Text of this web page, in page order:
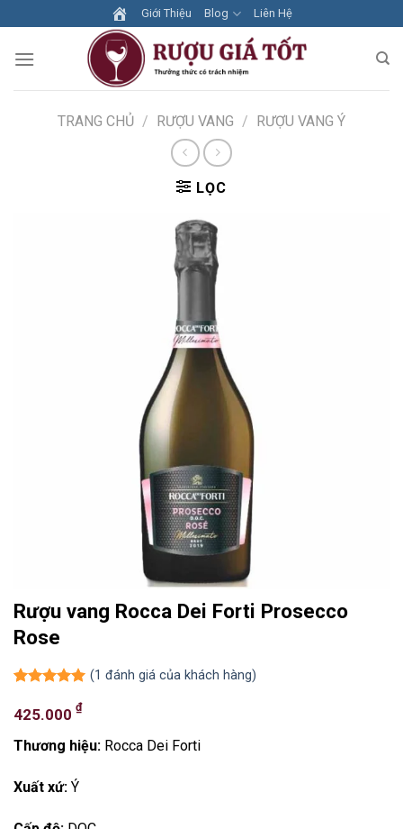
to
content
Giới Thiệu Blog Liên Hệ
TRANG CHỦ / RƯỢU VANG / RƯỢU VANG Ý
LỌC
Rượu vang Rocca Dei Forti Prosecco
Rose
dựa trên
(1 đánh giá của khách hàng)
425.000 ₫
Thương hiệu: Rocca Dei Forti
Xuất xứ: Ý